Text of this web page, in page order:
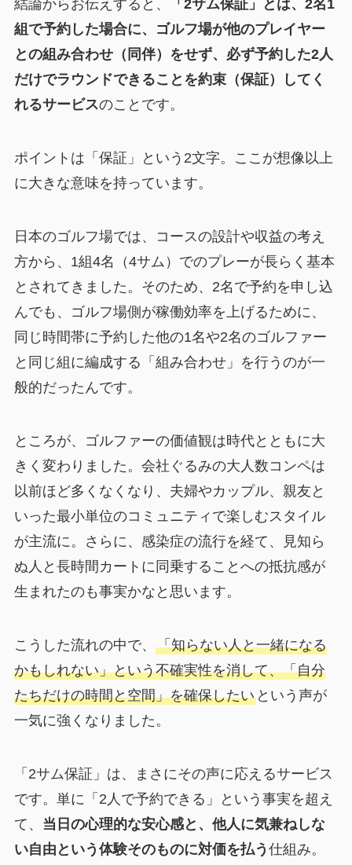
結論からお伝えすると、
「2サム保証」とは、2名1
組で予約した場合に、ゴルフ場が他のプレイヤー
との組み合わせ（同伴）をせず、必ず予約した2人
だけでラウンドできることを約束（保証）してく
れるサービスのことです。
ポイントは「保証」という2文字。ここが想像以上
に大きな意味を持っています。
日本のゴルフ場では、コースの設計や収益の考え
方から、1組4名（4サム）でのプレーが長らく基本
とされてきました。そのため、2名で予約を申し込
んでも、ゴルフ場側が稼働効率を上げるために、
同じ時間帯に予約した他の1名や2名のゴルファー
と同じ組に編成する「組み合わせ」を行うのが一
般的だったんです。
ところが、ゴルファーの価値観は時代とともに大
きく変わりました。会社ぐるみの大人数コンペは
以前ほど多くなくなり、夫婦やカップル、親友と
いった最小単位のコミュニティで楽しむスタイル
が主流に。さらに、感染症の流行を経て、見知ら
ぬ人と長時間カートに同乗することへの抵抗感が
生まれたのも事実かなと思います。
こうした流れの中で、 「知らない人と一緒になる
かもしれない」という不確実性を消して、「自分
たちだけの時間と空間」を確保したいという声が
一気に強くなりました。
「2サム保証」は、まさにその声に応えるサービス
です。単に「2人で予約できる」という事実を超え
て、 当日の心理的な安心感と、他人に気兼ねしな
い自由という体験そのものに対価を払う 仕組み。